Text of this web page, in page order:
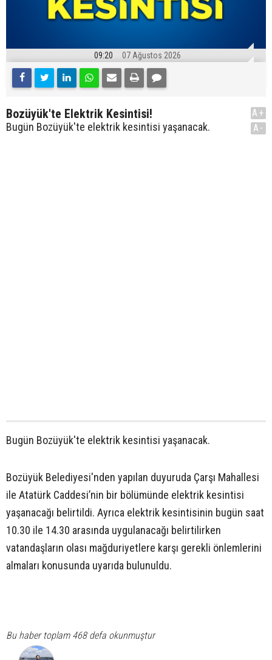
09:20 07 Ağustos 2026
Bozüyük'te Elektrik Kesintisi!
Bugün Bozüyük'te elektrik kesintisi yaşanacak.
A+
A-
Bugün Bozüyük'te elektrik kesintisi yaşanacak.
Bozüyük Belediyesi'nden yapılan duyuruda Çarşı Mahallesi
ile Atatürk Caddesi’nin bir bölümünde elektrik kesintisi
yaşanacağı belirtildi. Ayrıca elektrik kesintisinin bugün saat
10.30 ile 14.30 arasında uygulanacağı belirtilirken
vatandaşların olası mağduriyetlere karşı gerekli önlemlerini
almaları konusunda uyarıda bulunuldu.
Bu haber toplam 468 defa okunmuştur